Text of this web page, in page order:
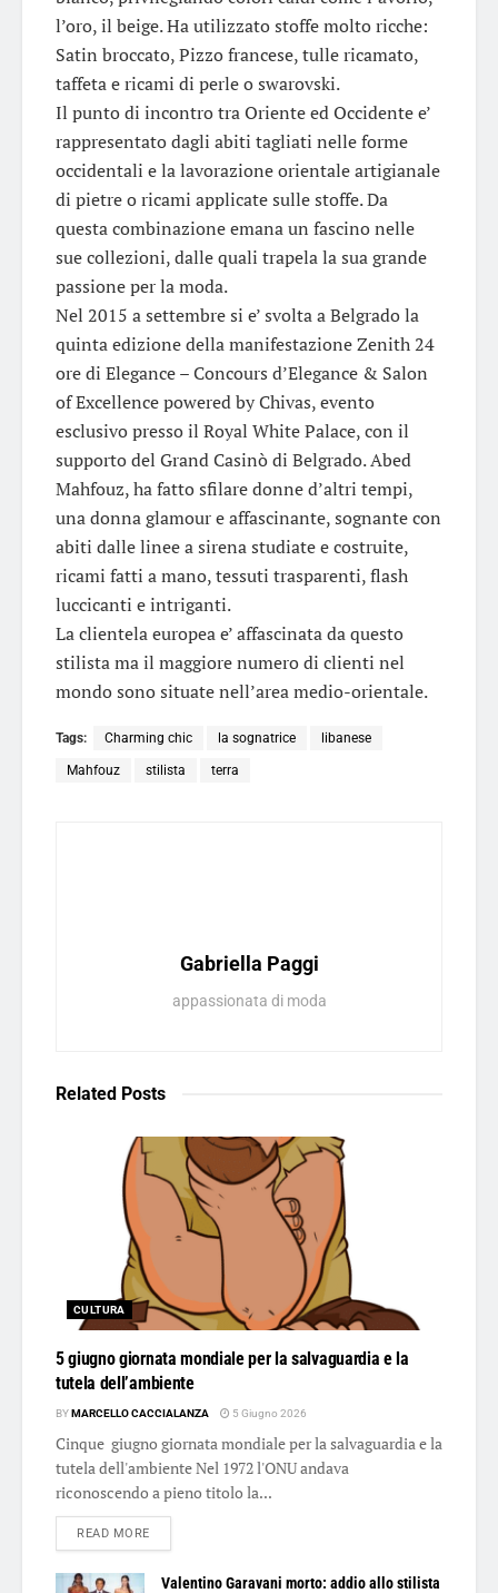
l’oro, il beige. Ha utilizzato stoffe molto ricche:
Satin broccato, Pizzo francese, tulle ricamato,
taffeta e ricami di perle o swarovski.
Il punto di incontro tra Oriente ed Occidente e’
rappresentato dagli abiti tagliati nelle forme
occidentali e la lavorazione orientale artigianale
di pietre o ricami applicate sulle stoffe. Da
questa combinazione emana un fascino nelle
sue collezioni, dalle quali trapela la sua grande
passione per la moda.
Nel 2015 a settembre si e’ svolta a Belgrado la
quinta edizione della manifestazione Zenith 24
ore di Elegance – Concours d’Elegance & Salon
of Excellence powered by Chivas, evento
esclusivo presso il Royal White Palace, con il
supporto del Grand Casinò di Belgrado. Abed
Mahfouz, ha fatto sfilare donne d’altri tempi,
una donna glamour e affascinante, sognante con
abiti dalle linee a sirena studiate e costruite,
ricami fatti a mano, tessuti trasparenti, flash
luccicanti e intriganti.
La clientela europea e’ affascinata da questo
stilista ma il maggiore numero di clienti nel
mondo sono situate nell’area medio-orientale.
Tags: Charming chic la sognatrice libanese
Mahfouz stilista terra
Gabriella Paggi
appassionata di moda
Related Posts
CULTURA
5 giugno giornata mondiale per la salvaguardia e la
tutela dell’ambiente
BYMARCELLO CACCIALANZA 5 Giugno 2026
Cinque giugno giornata mondiale per la salvaguardia e la
tutela dell'ambiente Nel 1972 l'ONU andava
riconoscendo a pieno titolo la...
READ MOREDETAILS
Valentino Garavani morto: addio allo stilista